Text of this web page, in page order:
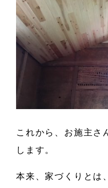
これから、お施主さ
します。
本来、家づくりとは